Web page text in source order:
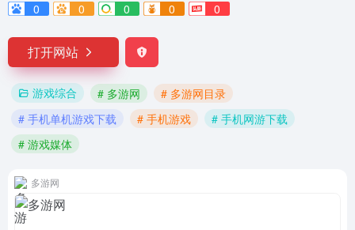
0
0 0 0 0
打开网站
游戏综合 # 多游网
# 多游网目录
# 手机单机游戏下载
# 手机游戏
# 手机网游下载
# 游戏媒体
多游网